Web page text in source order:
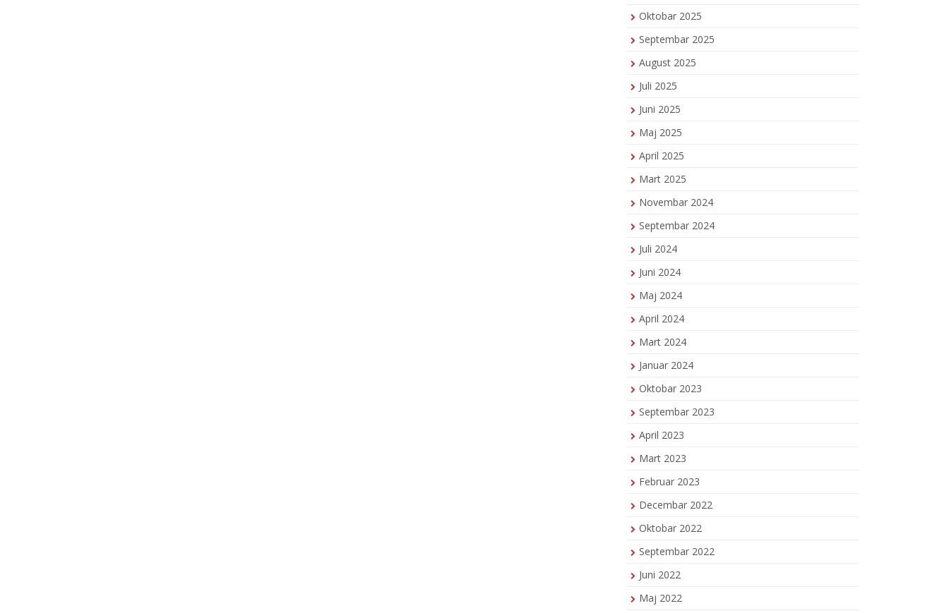
Oktobar 2025
Septembar 2025
August 2025
Juli 2025
Juni 2025
Maj 2025
April 2025
Mart 2025
Novembar 2024
Septembar 2024
Juli 2024
Juni 2024
Maj 2024
April 2024
Mart 2024
Januar 2024
Oktobar 2023
Septembar 2023
April 2023
Mart 2023
Februar 2023
Decembar 2022
Oktobar 2022
Septembar 2022
Juni 2022
Maj 2022